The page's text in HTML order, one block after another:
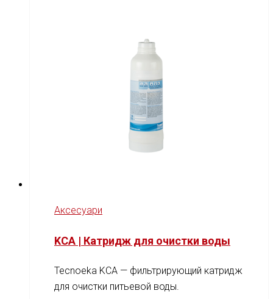
Аксесуари
KCA | Катридж для очистки воды
Tecnoeka KCA — фильтрирующий катридж
для очистки питьевой воды.